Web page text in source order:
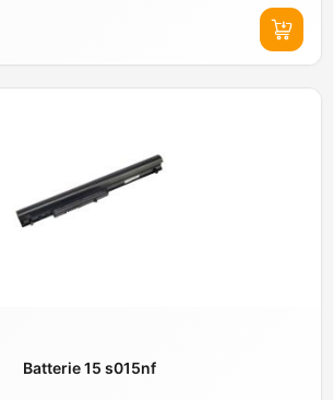
Batterie 15 s015nf